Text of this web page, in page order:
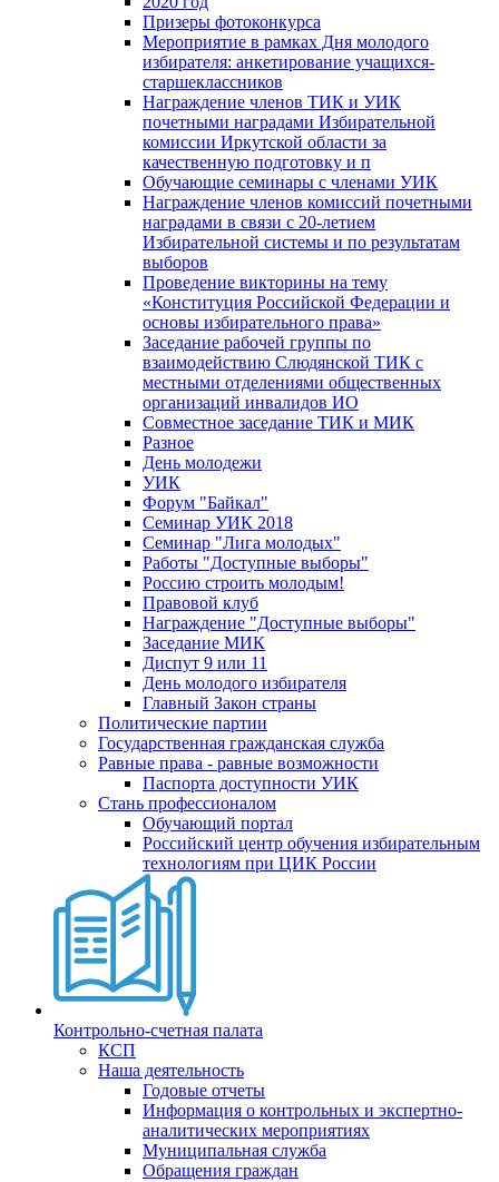
Призеры фотоконкурса
Мероприятие в рамках Дня молодого
избирателя: анкетирование учащихся-
старшеклассников
Награждение членов ТИК и УИК
почетными наградами Избирательной
комиссии Иркутской области за
качественную подготовку и п
Обучающие семинары с членами УИК
Награждение членов комиссий почетными
наградами в связи с 20-летием
Избирательной системы и по результатам
выборов
Проведение викторины на тему
«Конституция Российской Федерации и
основы избирательного права»
Заседание рабочей группы по
взаимодействию Слюдянской ТИК с
местными отделениями общественных
организаций инвалидов ИО
Совместное заседание ТИК и МИК
Разное
День молодежи
УИК
Форум "Байкал"
Семинар УИК 2018
Семинар "Лига молодых"
Работы "Доступные выборы"
Россию строить молодым!
Правовой клуб
Награждение "Доступные выборы"
Заседание МИК
Диспут 9 или 11
День молодого избирателя
Главный Закон страны
Политические партии
Государственная гражданская служба
Равные права - равные возможности
Паспорта доступности УИК
Стань профессионалом
Обучающий портал
Российский центр обучения избирательным
технологиям при ЦИК России
Контрольно-счетная палата
КСП
Наша деятельность
Годовые отчеты
Информация о контрольных и экспертно-
аналитических мероприятиях
Муниципальная служба
Обращения граждан